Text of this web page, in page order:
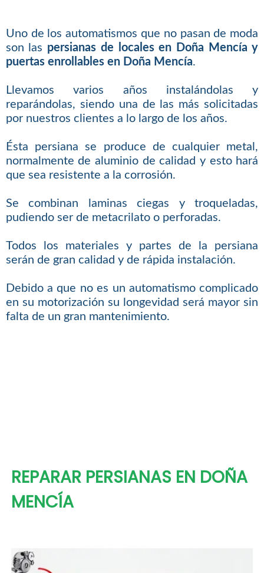
Uno de los automatismos que no pasan de moda
son las persianas de locales en Doña Mencía y
puertas enrollables en Doña Mencía.
Llevamos varios años instalándolas y
reparándolas, siendo una de las más solicitadas
por nuestros clientes a lo largo de los años.
Ésta persiana se produce de cualquier metal,
normalmente de aluminio de calidad y esto hará
que sea resistente a la corrosión.
Se combinan laminas ciegas y troqueladas,
pudiendo ser de metacrilato o perforadas.
Todos los materiales y partes de la persiana
serán de gran calidad y de rápida instalación.
Debido a que no es un automatismo complicado
en su motorización su longevidad será mayor sin
falta de un gran mantenimiento.
REPARAR PERSIANAS EN DOÑA
MENCÍA